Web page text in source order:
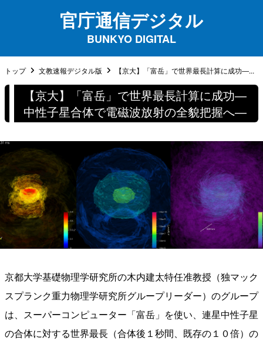
官庁通信デジタル
BUNKYO DIGITAL
トップ 文教速報デジタル版 【京大】「富岳」で世界最長計算に成功―...
【京大】「富岳」で世界最長計算に成功―
中性子星合体で電磁波放射の全貌把握へ―
京都大学基礎物理学研究所の木内建太特任准教授（独マック
スプランク重力物理学研究所グループリーダー）のグループ
は、スーパーコンピューター「富岳」を使い、連星中性子星
の合体に対する世界最長（合体後１秒間、既存の１０倍）の